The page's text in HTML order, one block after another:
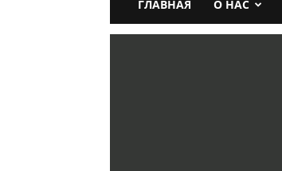
ГЛАВНАЯ О НАС